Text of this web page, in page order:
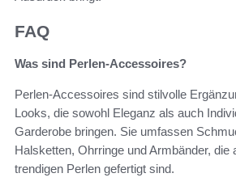
FAQ
Was sind Perlen-Accessoires?
Perlen-Accessoires sind stilvolle
Looks, die sowohl Eleganz als auch
Garderobe bringen. Sie umfassen
Halsketten, Ohrringe und Armbänder, die
trendigen Perlen gefertigt sind.